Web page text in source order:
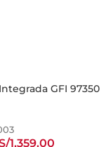
GFI 97350
1,359.00